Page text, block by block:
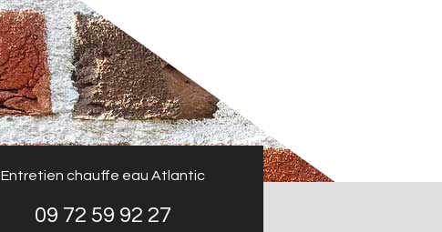
Entretien chauffe eau Atlantic
09 72 59 92 27